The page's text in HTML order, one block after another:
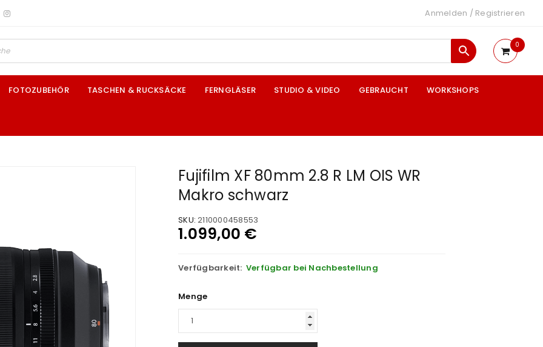
Anmelden / Registrieren
0
FOTOZUBEHÖR TASCHEN & RUCKSÄCKE FERNGLÄSER STUDIO & VIDEO GEBRAUCHT WORKSHOPS
Fujifilm XF 80mm 2.8 R LM OIS WR
Makro schwarz
SKU: 2110000458553
1.099,00 €
Verfügbarkeit: Verfügbar bei Nachbestellung
Menge